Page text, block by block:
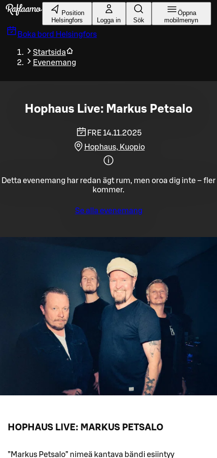
Gå till huvudinnehållet
Position
Helsingfors
Logga in Sök
Öppna
mobilmenyn
Boka bord Helsingfors
Startsida
Evenemang
Hophaus Live: Markus Petsalo
FRE 14.11.2025
Hophaus, Kuopio
Detta evenemang har redan ägt rum, men oroa dig inte – fler
kommer.
Se alla evenemang
HOPHAUS LIVE: MARKUS PETSALO
”Markus Petsalo” nimeä kantava bändi esiintyy